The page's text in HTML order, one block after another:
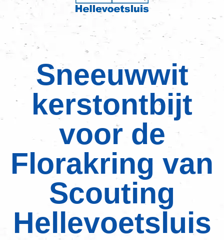
Sneeuwwit
kerstontbijt
voor de
Florakring van
Scouting
Hellevoetsluis